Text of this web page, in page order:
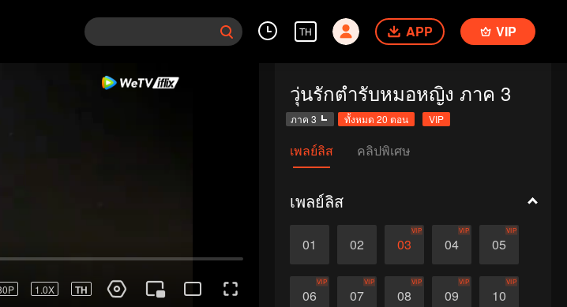
TH APP VIP
วุ่นรักตำรับหมอหญิง ภาค 3
ภาค 3 ทั้งหมด 20 ตอน VIP
เพลย์ลิส คลิปพิเศษ
เพลย์ลิส
01 02 03
VIP
04
VIP
05
VIP
06
VIP
07
VIP
08
VIP
09
VIP
10
VIP